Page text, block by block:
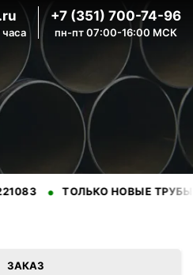
часа
+7 (351) 700-74-96
пн-пт 07:00-16:00 МСК
ТОЛЬКО НОВЫЕ ТРУБЫ •
ЗАКАЗ